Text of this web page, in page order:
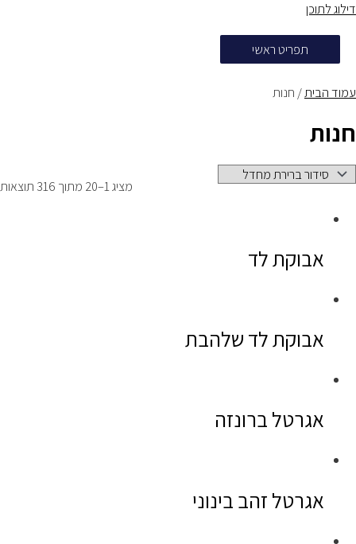
דילוג לתוכן
תפריט ראשי
עמוד הבית/ חנות
חנות
מציג 1–20 מתוך 316 תוצאות
אבוקת לד
אבוקת לד שלהבת
אגרטל ברונזה
אגרטל זהב בינוני